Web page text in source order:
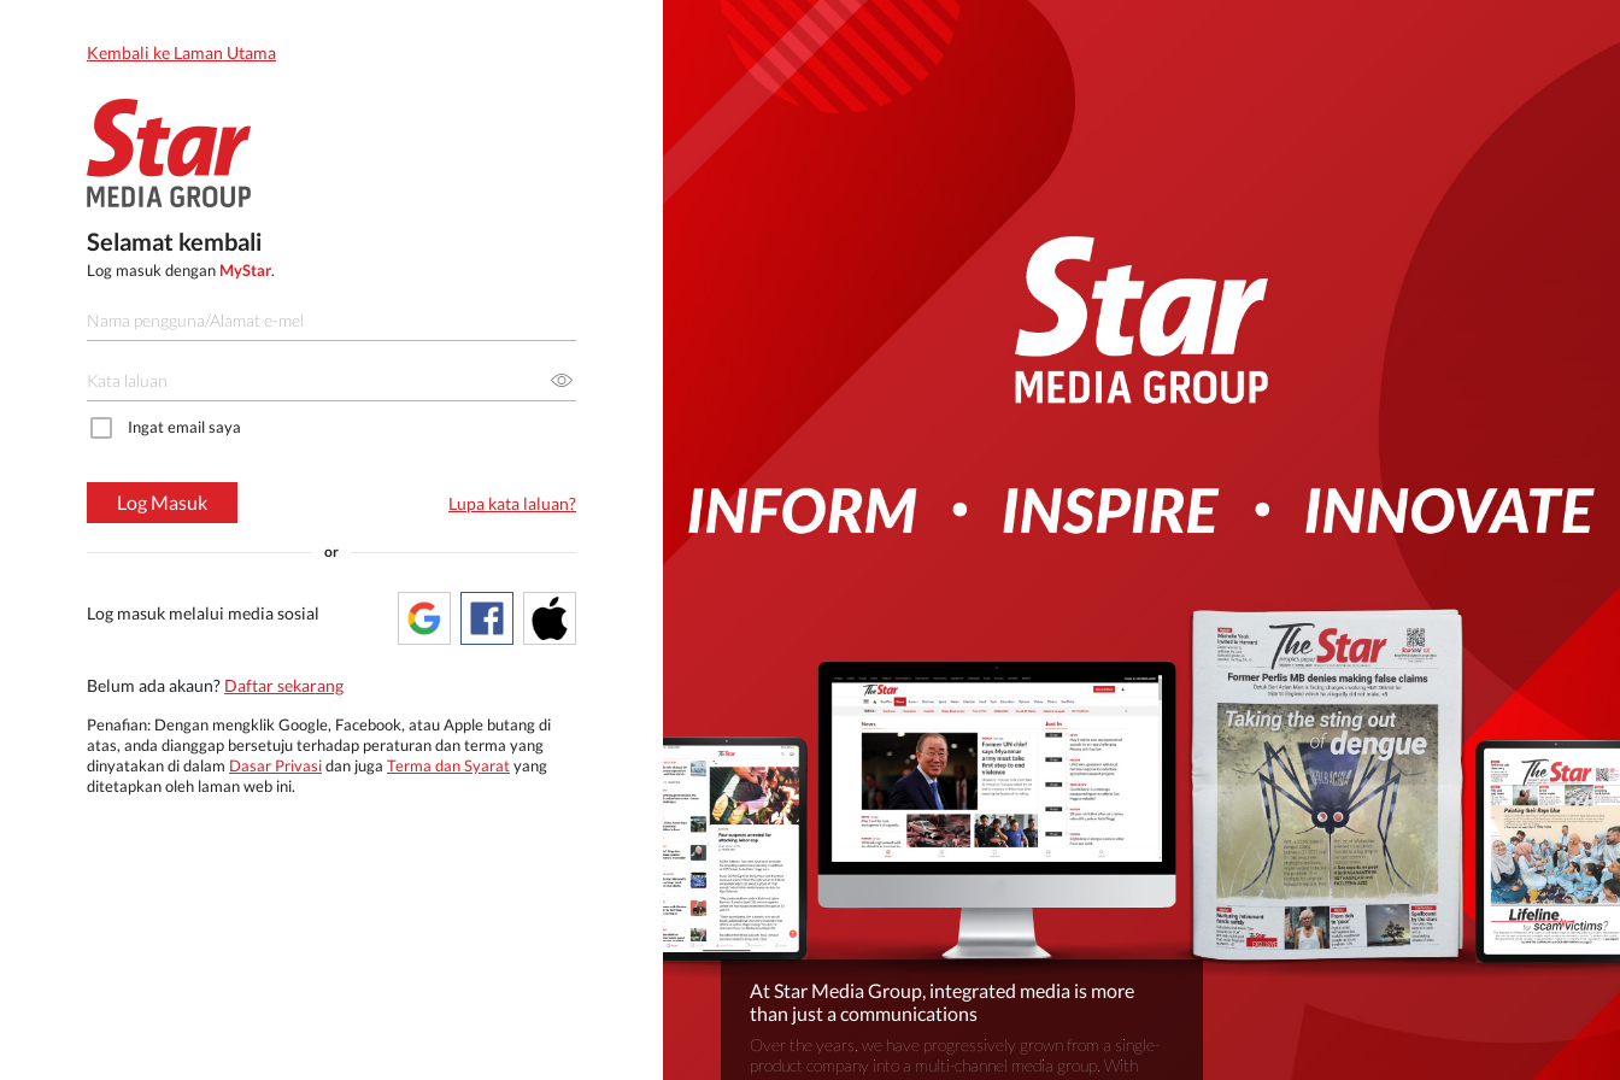
Kembali ke Laman Utama
Selamat kembali
Log masuk dengan MyStar.
Ingat email saya
Log Masuk Lupa kata laluan?
or
Log masuk melalui media sosial
Belum ada akaun? Daftar sekarang
Penafian: Dengan mengklik Google, Facebook, atau Apple butang di
atas, anda dianggap bersetuju terhadap peraturan dan terma yang
dinyatakan di dalam Dasar Privasidan juga Terma dan Syaratyang
ditetapkan oleh laman web ini.
At Star Media Group, integrated media is more
than just a communications
Over the years, we have progressively grown from a single-
product company into a multi-channel media group. With